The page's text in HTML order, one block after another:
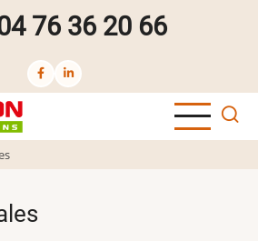
76 36 20 66